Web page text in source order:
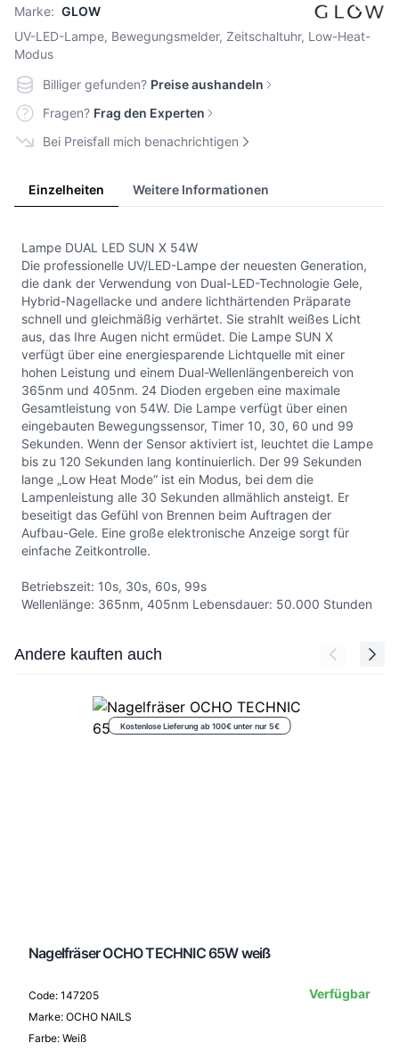
Marke: GLOW
UV-LED-Lampe, Bewegungsmelder, Zeitschaltuhr, Low-Heat-
Modus
Billiger gefunden? Preise aushandeln
Fragen? Frag den Experten
Bei Preisfall mich benachrichtigen
Einzelheiten Weitere Informationen
Lampe DUAL LED SUN X 54W
Die professionelle UV/LED-Lampe der neuesten Generation,
die dank der Verwendung von Dual-LED-Technologie Gele,
Hybrid-Nagellacke und andere lichthärtenden Präparate
schnell und gleichmäßig verhärtet. Sie strahlt weißes Licht
aus, das Ihre Augen nicht ermüdet. Die Lampe SUN X
verfügt über eine energiesparende Lichtquelle mit einer
hohen Leistung und einem Dual-Wellenlängenbereich von
365nm und 405nm. 24 Dioden ergeben eine maximale
Gesamtleistung von 54W. Die Lampe verfügt über einen
eingebauten Bewegungssensor, Timer 10, 30, 60 und 99
Sekunden. Wenn der Sensor aktiviert ist, leuchtet die Lampe
bis zu 120 Sekunden lang kontinuierlich. Der 99 Sekunden
lange „Low Heat Mode“ ist ein Modus, bei dem die
Lampenleistung alle 30 Sekunden allmählich ansteigt. Er
beseitigt das Gefühl von Brennen beim Auftragen der
Aufbau-Gele. Eine große elektronische Anzeige sorgt für
einfache Zeitkontrolle.
Betriebszeit: 10s, 30s, 60s, 99s
Wellenlänge: 365nm, 405nm Lebensdauer: 50.000 Stunden
Press to skip carousel
Andere kauften auch
Kostenlose Lieferung ab 100€ unter nur 5€
Nagelfräser OCHO TECHNIC 65W weiß
Code: 147205
Marke: OCHO NAILS
Farbe: Weiß
Verfügbar